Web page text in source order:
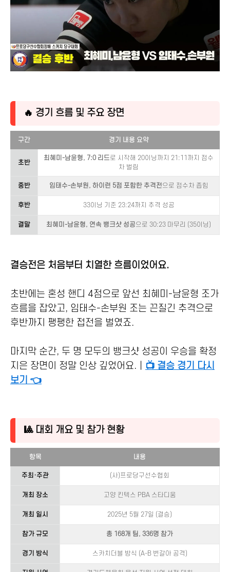
🔥 경기 흐름 및 주요 장면
구간 경기 내용 요약
초반
최혜미-남윤형, 7:0 리드로 시작해 20이닝까지 21:11까지 점수
차 벌림
중반 임태수-손부원, 하이런 5점 포함한 추격전으로 점수차 좁힘
후반 33이닝 기준 23:24까지 추격 성공
결말 최혜미-남윤형, 연속 뱅크샷 성공으로 30:23 마무리 (35이닝)
결승전은 처음부터 치열한 흐름이었어요.
초반에는 혼성 핸디 4점으로 앞선 최혜미-남윤형 조가
흐름을 잡았고, 임태수-손부원 조는 끈질긴 추격으로
후반까지 팽팽한 접전을 벌였죠.
마지막 순간, 두 명 모두의 뱅크샷 성공이 우승을 확정
지은 장면이 정말 인상 깊었어요.｜ 📺 결승 경기 다시
보기 👈
🎱 대회 개요 및 참가 현황
항목 내용
주최·주관 (사)프로당구선수협회
개최 장소 고양 킨텍스 PBA 스타디움
개최 일시 2025년 5월 27일 (결승)
참가 규모 총 168개 팀, 336명 참가
경기 방식 스카치더블 방식 (A-B 번갈아 공격)